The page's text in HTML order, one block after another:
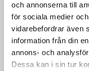
och annonserna till
för sociala medier
vidarebefordrar även
information från din
annons- och
Dessa kan i sin tur